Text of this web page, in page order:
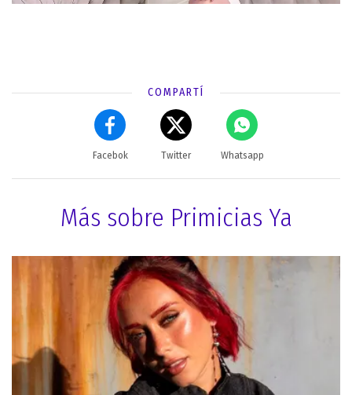
COMPARTÍ
Facebok Twitter Whatsapp
Más sobre Primicias Ya